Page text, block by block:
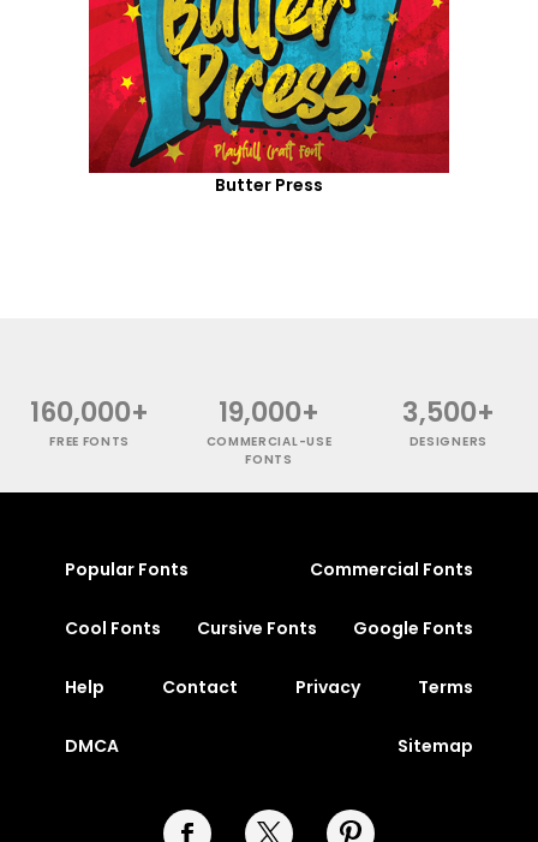
Butter Press
160,000+
FREE FONTS
19,000+
COMMERCIAL-USE
FONTS
3,500+
DESIGNERS
Popular Fonts Commercial Fonts
Cool Fonts Cursive Fonts Google Fonts
Help Contact Privacy Terms
DMCA Sitemap